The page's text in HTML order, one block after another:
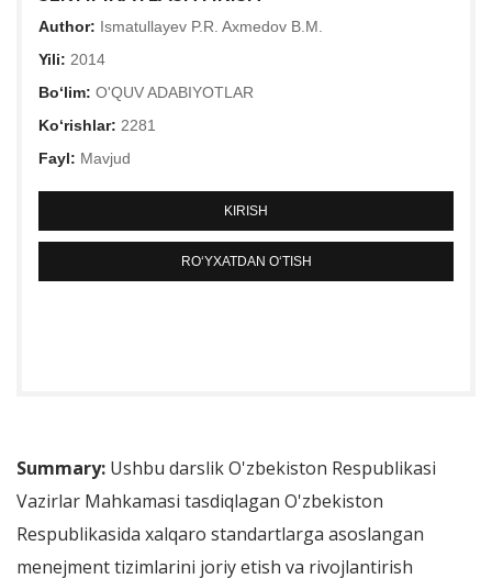
Author: Ismatullayev P.R. Axmedov B.M.
Yili: 2014
Bo‘lim: O'QUV ADABIYOTLAR
Ko‘rishlar: 2281
Fayl: Mavjud
KIRISH
RO‘YXATDAN O‘TISH
Summary: Ushbu darslik O'zbekiston Respublikasi
Vazirlar Mahkamasi tasdiqlagan O'zbekiston
Respublikasida xalqaro standartlarga asoslangan
menejment tizimlarini joriy etish va rivojlantirish